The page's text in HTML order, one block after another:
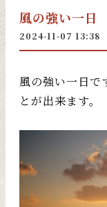
風の強い一日
2024-11-07 13:38
風の強い一日で
とが出来ます。